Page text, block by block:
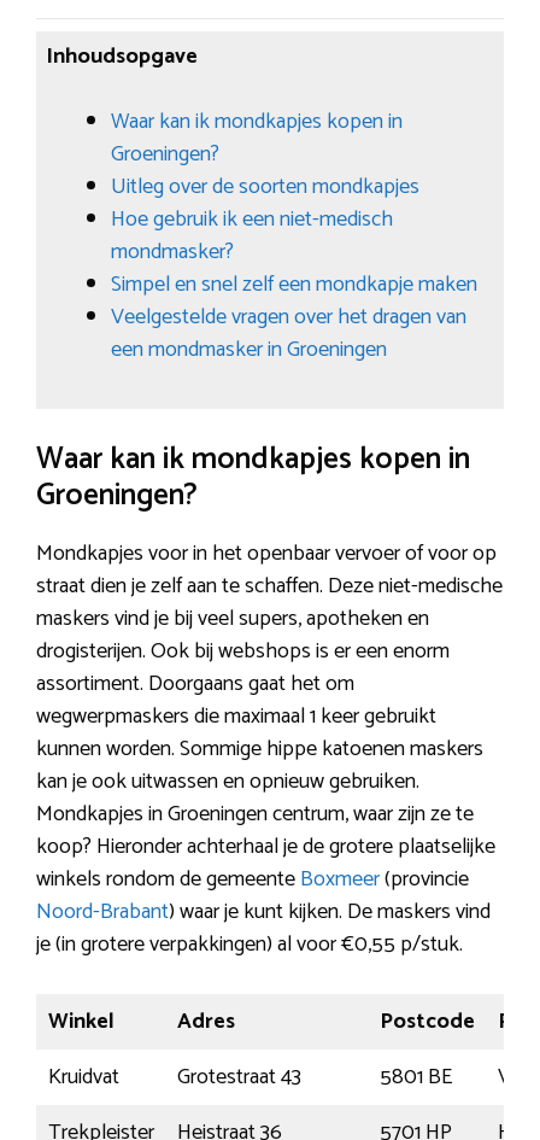
Inhoudsopgave
Waar kan ik mondkapjes kopen in
Groeningen?
Uitleg over de soorten mondkapjes
Hoe gebruik ik een niet-medisch
mondmasker?
Simpel en snel zelf een mondkapje maken
Veelgestelde vragen over het dragen van
een mondmasker in Groeningen
Waar kan ik mondkapjes kopen in
Groeningen?
Mondkapjes voor in het openbaar vervoer of voor op
straat dien je zelf aan te schaffen. Deze niet-medische
maskers vind je bij veel supers, apotheken en
drogisterijen. Ook bij webshops is er een enorm
assortiment. Doorgaans gaat het om
wegwerpmaskers die maximaal 1 keer gebruikt
kunnen worden. Sommige hippe katoenen maskers
kan je ook uitwassen en opnieuw gebruiken.
Mondkapjes in Groeningen centrum, waar zijn ze te
koop? Hieronder achterhaal je de grotere plaatselijke
winkels rondom de gemeenteBoxmeer(provincie
Noord-Brabant) waar je kunt kijken. De maskers vind
je (in grotere verpakkingen) al voor €0,55 p/stuk.
Winkel Adres Postcode
Kruidvat
Grotestraat 43 5801 BE
Trekpleister
Heistraat 36 5701 HP